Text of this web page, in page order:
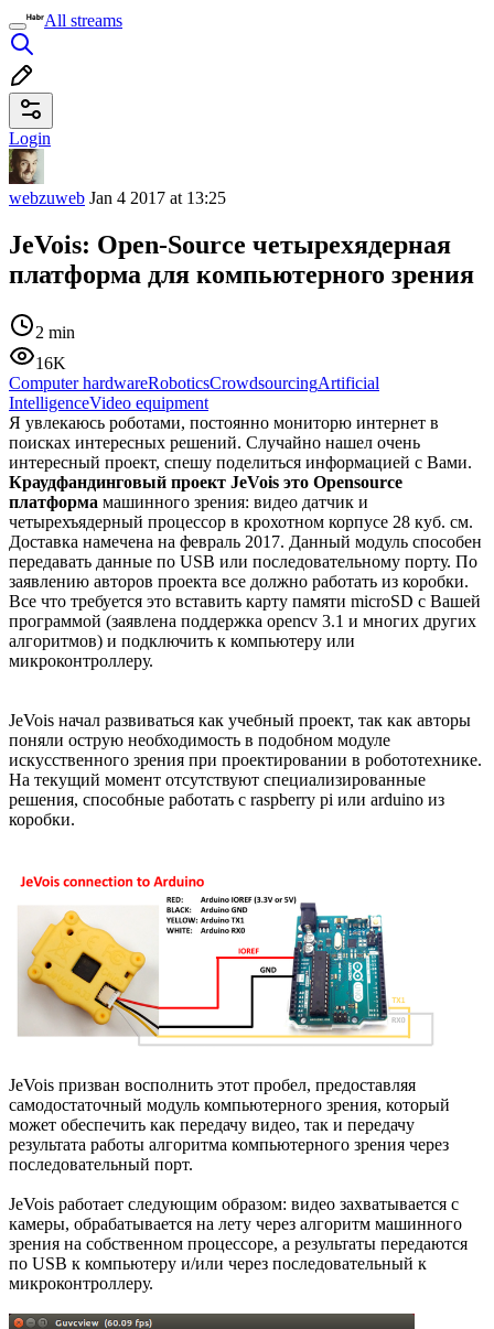
All streams
Login
webzuweb Jan 4 2017 at 13:25
JeVois: Open-Source четырехядерная
платформа для компьютерного зрения
2 min
16K
Computer hardwareRoboticsCrowdsourcingArtificial
IntelligenceVideo equipment
Я увлекаюсь роботами, постоянно мониторю интернет в
поисках интересных решений. Случайно нашел очень
интересный проект, спешу поделиться информацией с Вами.
Краудфандинговый проект JeVois это Opensource
платформа машинного зрения: видео датчик и
четырехъядерный процессор в крохотном корпусе 28 куб. см.
Доставка намечена на февраль 2017. Данный модуль способен
передавать данные по USB или последовательному порту. По
заявлению авторов проекта все должно работать из коробки.
Все что требуется это вставить карту памяти microSD с Вашей
программой (заявлена поддержка opencv 3.1 и многих других
алгоритмов) и подключить к компьютеру или
микроконтроллеру.
JeVois начал развиваться как учебный проект, так как авторы
поняли острую необходимость в подобном модуле
искусственного зрения при проектировании в робототехнике.
На текущий момент отсутствуют специализированные
решения, способные работать с raspberry pi или arduino из
коробки.
JeVois призван восполнить этот пробел, предоставляя
самодостаточный модуль компьютерного зрения, который
может обеспечить как передачу видео, так и передачу
результата работы алгоритма компьютерного зрения через
последовательный порт.
JeVois работает следующим образом: видео захватывается с
камеры, обрабатывается на лету через алгоритм машинного
зрения на собственном процессоре, а результаты передаются
по USB к компьютеру и/или через последовательный к
микроконтроллеру.